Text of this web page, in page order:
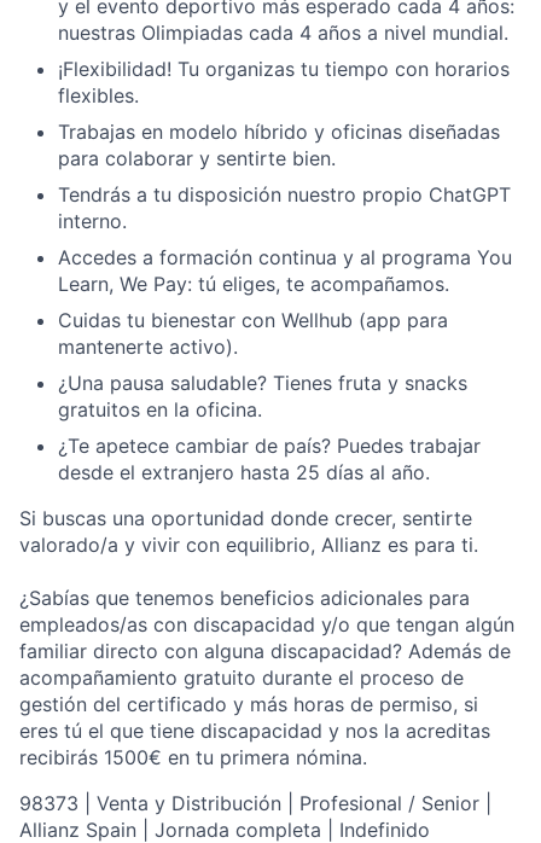
y el evento deportivo más esperado cada 4 años:
nuestras Olimpiadas cada 4 años a nivel mundial.
¡Flexibilidad! Tu organizas tu tiempo con horarios
flexibles.
Trabajas en modelo híbrido y oficinas diseñadas
para colaborar y sentirte bien.
Tendrás a tu disposición nuestro propio ChatGPT
interno.
Accedes a formación continua y al programa You
Learn, We Pay: tú eliges, te acompañamos.
Cuidas tu bienestar con Wellhub (app para
mantenerte activo).
¿Una pausa saludable? Tienes fruta y snacks
gratuitos en la oficina.
¿Te apetece cambiar de país? Puedes trabajar
desde el extranjero hasta 25 días al año.
Si buscas una oportunidad donde crecer, sentirte
valorado/a y vivir con equilibrio, Allianz es para ti.
¿Sabías que tenemos beneficios adicionales para
empleados/as con discapacidad y/o que tengan algún
familiar directo con alguna discapacidad? Además de
acompañamiento gratuito durante el proceso de
gestión del certificado y más horas de permiso, si
eres tú el que tiene discapacidad y nos la acreditas
recibirás 1500€ en tu primera nómina.
98373 | Venta y Distribución | Profesional / Senior |
Allianz Spain | Jornada completa | Indefinido